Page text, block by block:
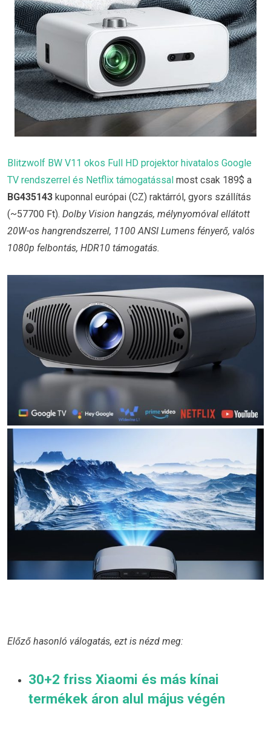
Blitzwolf BW V11 okos Full HD projektor hivatalos Google
TV rendszerrel és Netflix támogatással most csak 189$ a
BG435143 kuponnal európai (CZ) raktárról, gyors szállítás
(~57700 Ft). Dolby Vision hangzás, mélynyomóval ellátott
20W-os hangrendszerrel, 1100 ANSI Lumens fényerő, valós
1080p felbontás, HDR10 támogatás.
Előző hasonló válogatás, ezt is nézd meg:
30+2 friss Xiaomi és más kínai
termékek áron alul május végén